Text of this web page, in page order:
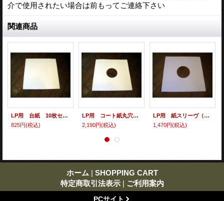
介で使用されたい場合は前もってご連絡下さい
関連商品
LP用 台紙 10枚セット
825円(税込)
LP用 コート紙丸穴ジャケ 10枚セット
2,190円(税込)
LP用 紙スリーヴ（レギュラー 四角の角） 10枚セット
1,470円(税込)
ホーム | SHOPPING CART
特定商取引法表示 | ご利用案内
PCサイト